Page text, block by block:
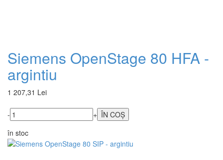
Siemens OpenStage 80 HFA -
argintiu
1 207,31 Lei
-
+
în stoc